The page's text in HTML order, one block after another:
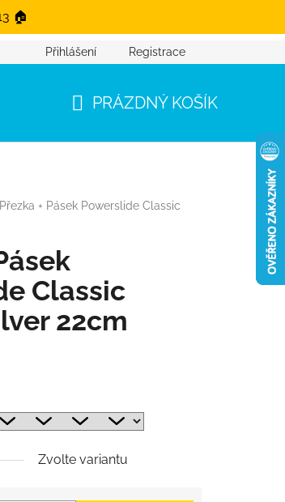
🏠
Přihlášení Registrace
PRÁZDNÝ KOŠÍK
Přezka + Pásek Powerslide Classic
Classic
22cm
Zvolte variantu